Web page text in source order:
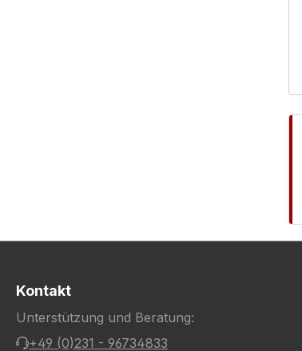
Kontakt
Unterstützung und Beratung:
+49 (0)231 - 96734833